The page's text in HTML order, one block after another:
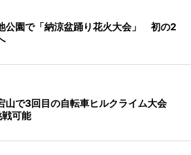
公園で「納涼盆踊り花火大会」 初の2
山で3回目の自転車ヒルクライム大会
可能